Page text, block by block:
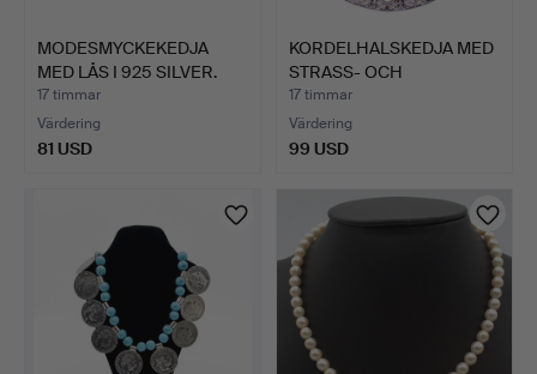
MODESMYCKEKEDJA
MED LÅS I 925 SILVER.
17 timmar
Värdering
81 USD
KORDELHALSKEDJA MED
STRASS- OCH
ÄDELSTENSI…
17 timmar
Värdering
99 USD